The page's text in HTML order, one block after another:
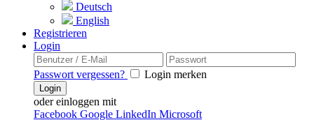
Deutsch
English
Registrieren
Login
Passwort vergessen? Login merken
Login
oder einloggen mit
Facebook Google LinkedIn Microsoft